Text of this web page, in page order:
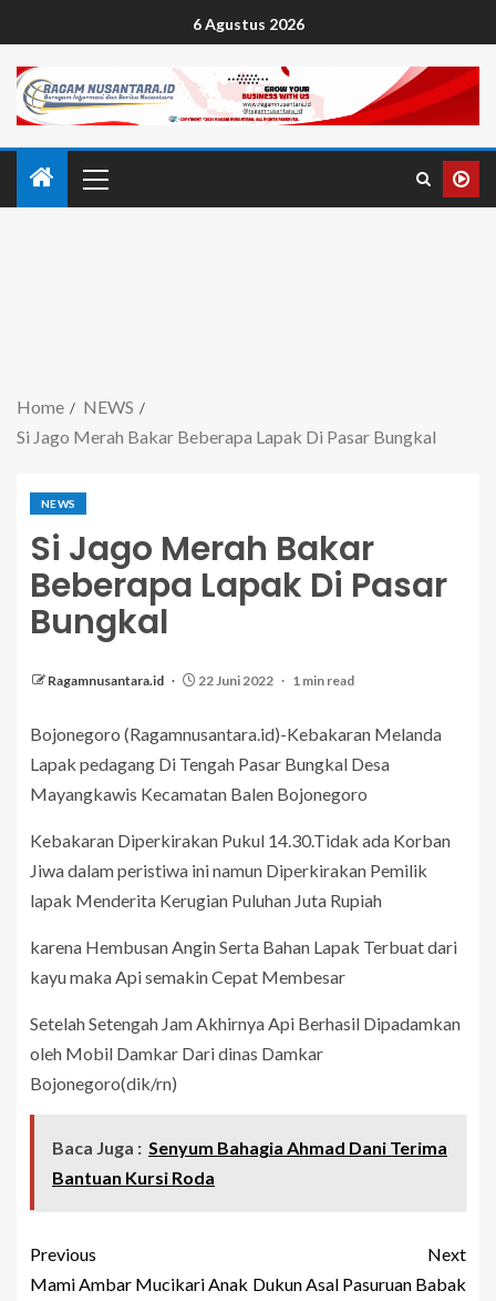
6 Agustus 2026
Home
NEWS
Si Jago Merah Bakar Beberapa Lapak Di Pasar Bungkal
NEWS
Si Jago Merah Bakar
Beberapa Lapak Di Pasar
Bungkal
Ragamnusantara.id 22 Juni 2022 1 min read
Bojonegoro (Ragamnusantara.id)-Kebakaran Melanda
Lapak pedagang Di Tengah Pasar Bungkal Desa
Mayangkawis Kecamatan Balen Bojonegoro
Kebakaran Diperkirakan Pukul 14.30.Tidak ada Korban
Jiwa dalam peristiwa ini namun Diperkirakan Pemilik
lapak Menderita Kerugian Puluhan Juta Rupiah
karena Hembusan Angin Serta Bahan Lapak Terbuat dari
kayu maka Api semakin Cepat Membesar
Setelah Setengah Jam Akhirnya Api Berhasil Dipadamkan
oleh Mobil Damkar Dari dinas Damkar
Bojonegoro(dik/rn)
Baca Juga : Senyum Bahagia Ahmad Dani Terima
Bantuan Kursi Roda
Previous
Mami Ambar Mucikari Anak
Next
Dukun Asal Pasuruan Babak